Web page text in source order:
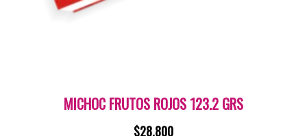
MICHOC FRUTOS ROJOS 123.2 GRS
$28.800